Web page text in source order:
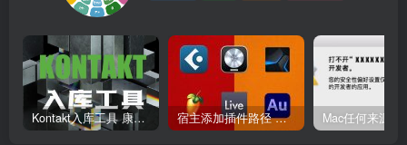
Kontakt入库工具 康泰克入库教程 宿主添加插件路径 插件路径设置 VSTPlugins路径